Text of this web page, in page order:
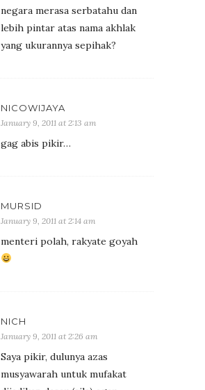
negara merasa serbatahu dan
lebih pintar atas nama akhlak
yang ukurannya sepihak?
NICOWIJAYA
January 9, 2011 at 2:13 am
gag abis pikir…
MURSID
January 9, 2011 at 2:14 am
menteri polah, rakyate goyah
NICH
January 9, 2011 at 2:26 am
Saya pikir, dulunya azas
musyawarah untuk mufakat